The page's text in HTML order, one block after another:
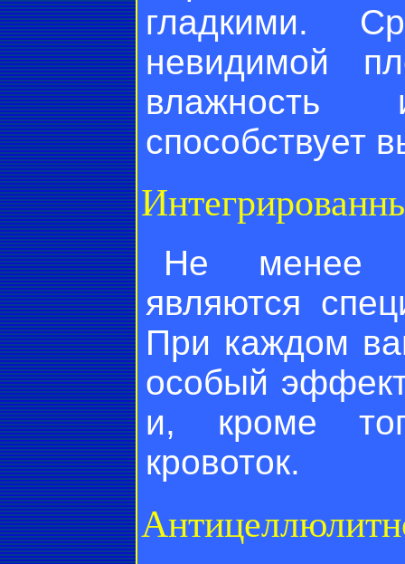
гладкими.
невидимой
влажность
способствует
Не менее
являются
При каждом
особый эффект
и, кроме
кровоток.